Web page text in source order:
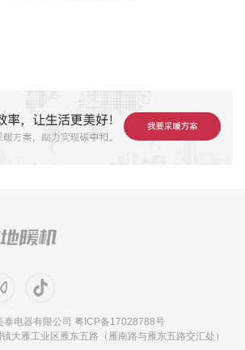
电器有限公司 粤ICP备17028788号
大雁工业区雁东五路（雁南路与雁东五路交汇处）